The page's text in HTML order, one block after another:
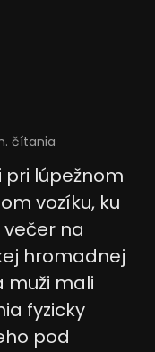
čítania
pri lúpežnom
vozíku, ku
na
hromadnej
muži mali
fyzicky
pod
IAB: